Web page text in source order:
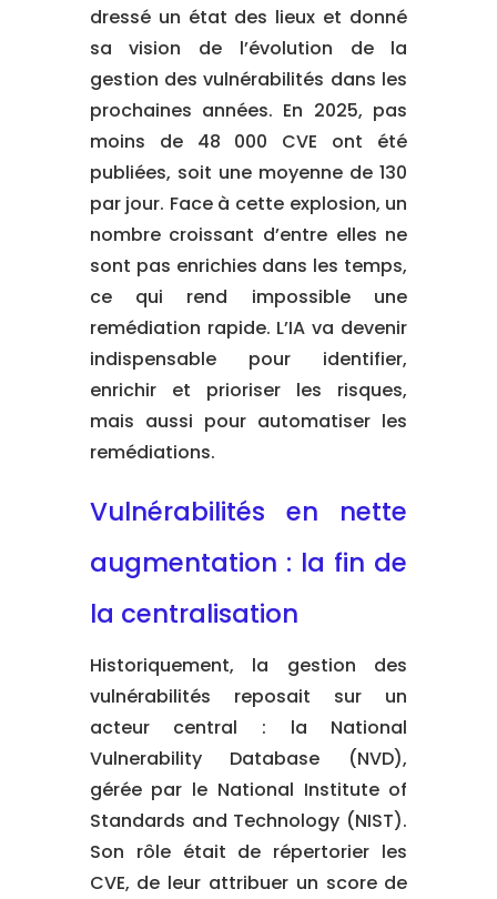
dressé un état des lieux et donné
sa vision de l’évolution de la
gestion des vulnérabilités dans les
prochaines années. En 2025, pas
moins de 48 000 CVE ont été
publiées, soit une moyenne de 130
par jour. Face à cette explosion, un
nombre croissant d’entre elles ne
sont pas enrichies dans les temps,
ce qui rend impossible une
remédiation rapide. L’IA va devenir
indispensable pour identifier,
enrichir et prioriser les risques,
mais aussi pour automatiser les
remédiations.
Vulnérabilités en nette
augmentation : la fin de
la centralisation
Historiquement, la gestion des
vulnérabilités reposait sur un
acteur central : la National
Vulnerability Database (NVD),
gérée par le National Institute of
Standards and Technology (NIST).
Son rôle était de répertorier les
CVE, de leur attribuer un score de